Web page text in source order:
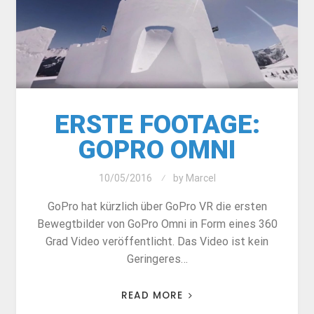
ERSTE FOOTAGE:
GOPRO OMNI
10/05/2016 by Marcel
GoPro hat kürzlich über GoPro VR die ersten
Bewegtbilder von GoPro Omni in Form eines 360
Grad Video veröffentlicht. Das Video ist kein
Geringeres…
READ MORE